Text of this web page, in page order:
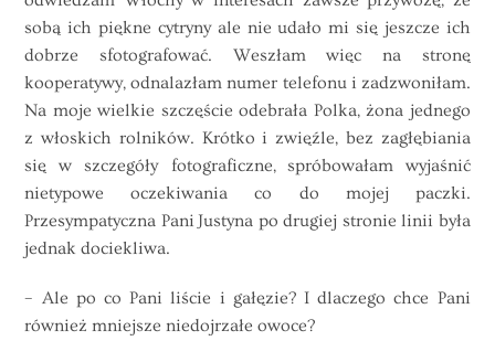
sobą ich piękne cytryny ale nie udało mi się jeszcze ich
dobrze sfotografować. Weszłam więc na stronę
kooperatywy, odnalazłam numer telefonu i zadzwoniłam.
Na moje wielkie szczęście odebrała Polka, żona jednego
z włoskich rolników. Krótko i zwięźle, bez zagłębiania
się w szczegóły fotograficzne, spróbowałam wyjaśnić
nietypowe oczekiwania co do mojej paczki.
Przesympatyczna Pani Justyna po drugiej stronie linii była
jednak dociekliwa.
– Ale po co Pani liście i gałęzie? I dlaczego chce Pani
również mniejsze niedojrzałe owoce?